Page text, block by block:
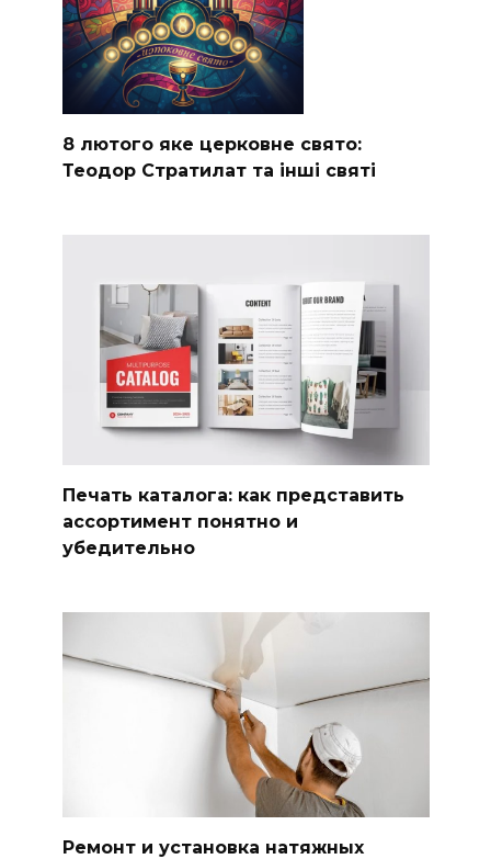
8 лютого яке церковне свято:
Теодор Стратилат та інші святі
Печать каталога: как представить
ассортимент понятно и
убедительно
Ремонт и установка натяжных